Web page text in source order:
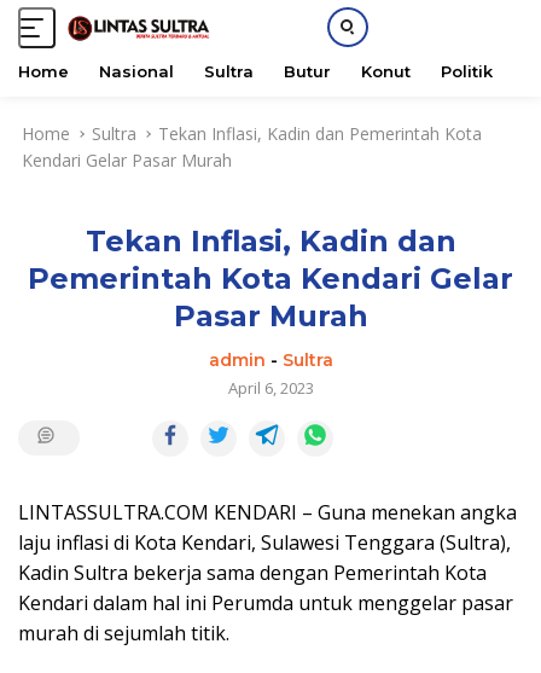
Home Nasional Sultra Butur Konut Politik
Home Sultra
Tekan Inflasi, Kadin dan Pemerintah Kota
Kendari Gelar Pasar Murah
Tekan Inflasi, Kadin dan
Pemerintah Kota Kendari Gelar
Pasar Murah
admin - Sultra
April 6, 2023
LINTASSULTRA.COM KENDARI – Guna menekan angka
laju inflasi di Kota Kendari, Sulawesi Tenggara (Sultra),
Kadin Sultra bekerja sama dengan Pemerintah Kota
Kendari dalam hal ini Perumda untuk menggelar pasar
murah di sejumlah titik.